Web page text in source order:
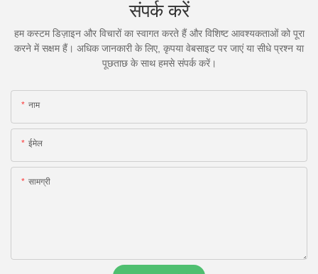
संपर्क करें
हम कस्टम डिज़ाइन और विचारों का स्वागत करते हैं और विशिष्ट आवश्यकताओं को पूरा
करने में सक्षम हैं। अधिक जानकारी के लिए, कृपया वेबसाइट पर जाएं या सीधे प्रश्न या
पूछताछ के साथ हमसे संपर्क करें।
नाम
ईमेल
सामग्री